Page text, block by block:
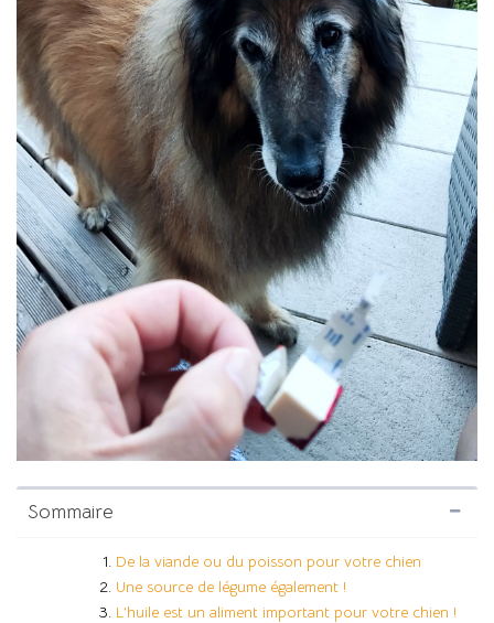
Sommaire
De la viande ou du poisson pour votre chien
Une source de légume également !
L’huile est un aliment important pour votre chien !